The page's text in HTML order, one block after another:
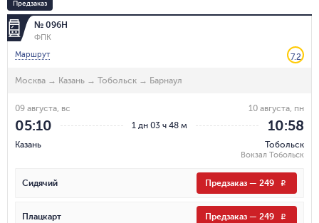
Предзаказ
№ 096Н
ФПК
Маршрут
7.2
Москва → Казань → Тобольск → Барнаул
1 дн 03 ч 48 м
09 августа, вс
05:10
Казань
10 августа, пн
10:58
Тобольск
Вокзал Тобольск
Сидячий Предзаказ — 249 R
Плацкарт Предзаказ — 249 R